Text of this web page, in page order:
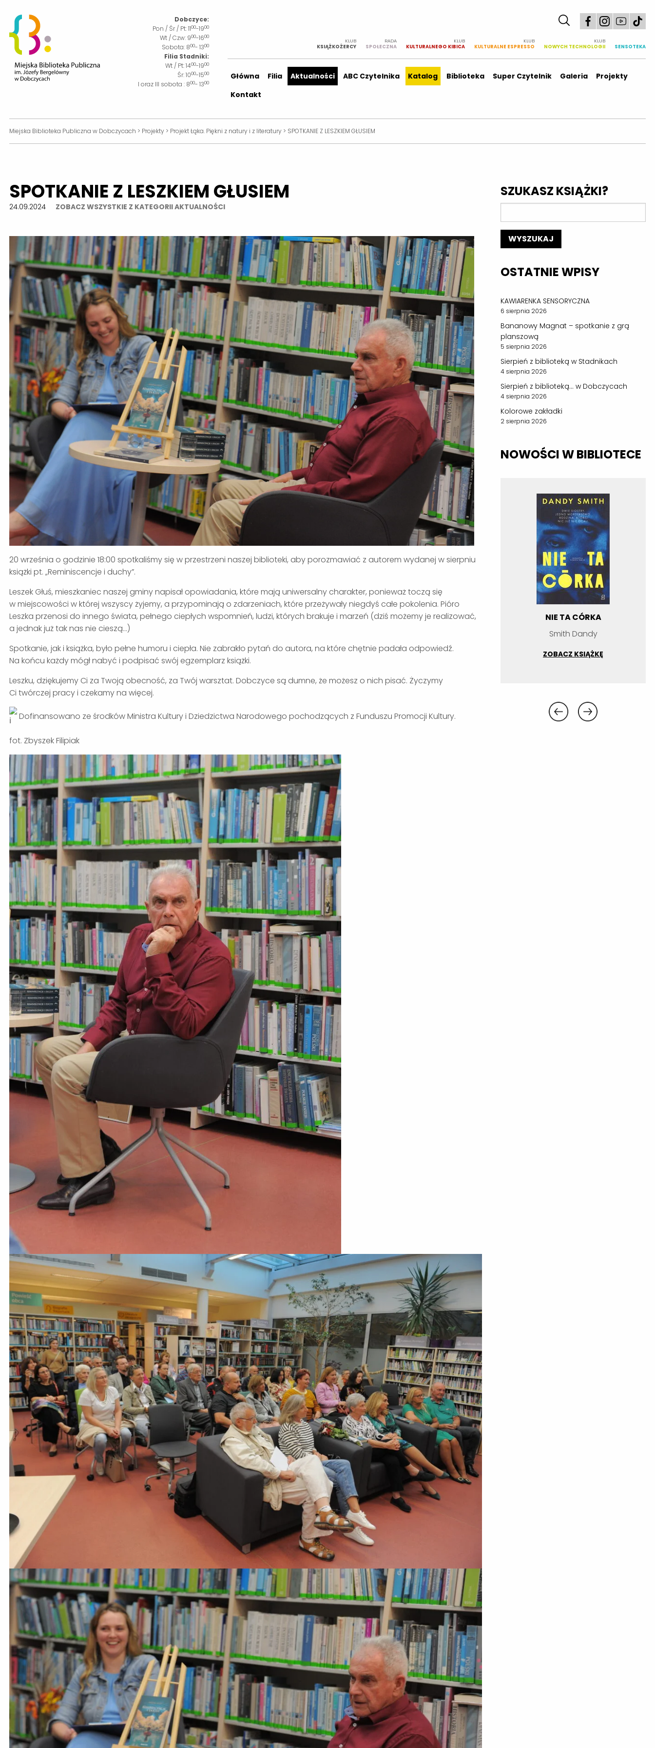
Dobczyce:
Pon / Śr / Pt:1100-1900
Wt / Czw: 900-1600
Sobota: 800- 1300
Filia Stadniki:
Wt / Pt:1400-1900
Śr:1000-1500
I oraz III sobota : 800- 1300
KLUB
KSIĄŻKOŻERCY
RADA
SPOŁECZNA
KLUB
KULTURALNEGO KIBICA
KLUB
KULTURALNE ESPRESSO
KLUB
NOWYCH TECHNOLOGII
SENSOTEKA
Główna Filia Aktualności ABC Czytelnika Katalog Biblioteka Super Czytelnik Galeria
Projekty
Kontakt
Miejska Biblioteka Publiczna w Dobczycach > Projekty > Projekt Łąka. Piękni z natury i z literatury > SPOTKANIE Z LESZKIEM GŁUSIEM
SPOTKANIE Z LESZKIEM GŁUSIEM
24.09.2024 ZOBACZ WSZYSTKIE Z KATEGORII AKTUALNOŚCI
20 września o godzinie 18:00 spotkaliśmy się w przestrzeni naszej biblioteki, aby porozmawiać z autorem wydanej w sierpniu
książki pt. „Reminiscencje i duchy”.
Leszek Głuś, mieszkaniec naszej gminy napisał opowiadania, które mają uniwersalny charakter, ponieważ toczą się
w miejscowości w której wszyscy żyjemy, a przypominają o zdarzeniach, które przeżywały niegdyś całe pokolenia. Pióro
Leszka przenosi do innego świata, pełnego ciepłych wspomnień, ludzi, których brakuje i marzeń (dziś możemy je realizować,
a jednak już tak nas nie cieszą…)
Spotkanie, jak i książka, było pełne humoru i ciepła. Nie zabrakło pytań do autora, na które chętnie padała odpowiedź.
Na końcu każdy mógł nabyć i podpisać swój egzemplarz książki.
Leszku, dziękujemy Ci za Twoją obecność, za Twój warsztat. Dobczyce są dumne, że możesz o nich pisać. Życzymy
Ci twórczej pracy i czekamy na więcej.
Dofinansowano ze środków Ministra Kultury i Dziedzictwa Narodowego pochodzących z Funduszu Promocji Kultury.
fot. Zbyszek Filipiak
SZUKASZ KSIĄŻKI?
OSTATNIE WPISY
KAWIARENKA SENSORYCZNA
6 sierpnia 2026
Bananowy Magnat – spotkanie z grą
planszową
5 sierpnia 2026
Sierpień z biblioteką w Stadnikach
4 sierpnia 2026
Sierpień z biblioteką… w Dobczycach
4 sierpnia 2026
Kolorowe zakładki
2 sierpnia 2026
NOWOŚCI W BIBLIOTECE
NIE TA CÓRKA
Smith Dandy
ZOBACZ KSIĄŻKĘ